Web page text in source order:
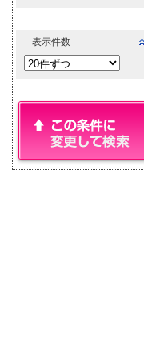
表示件数